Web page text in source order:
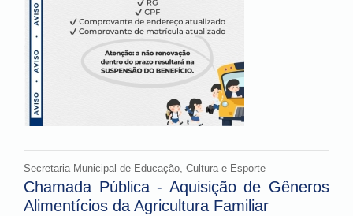
Secretaria Municipal de Educação, Cultura e Esporte
Chamada Pública - Aquisição de Gêneros
Alimentícios da Agricultura Familiar